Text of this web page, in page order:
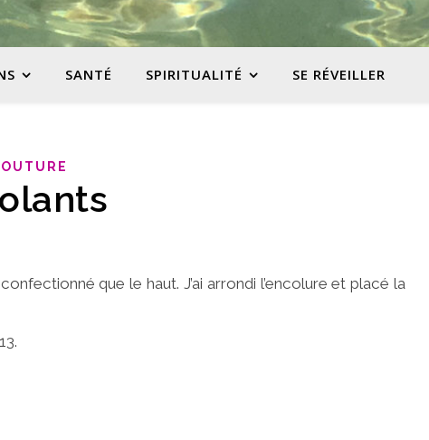
SANTÉ SPIRITUALITÉ SE RÉVEILLER
que le haut. J’ai arrondi l’encolure et placé la